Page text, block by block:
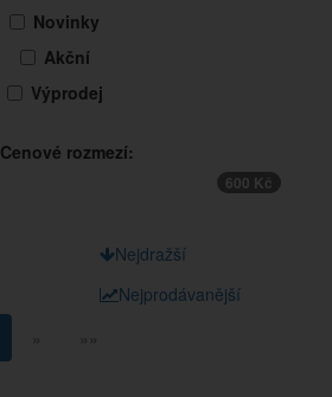
Novinky
Akční
Výprodej
Cenové rozmezí:
600 Kč
Nejdražší
Nejprodávanější
» »»